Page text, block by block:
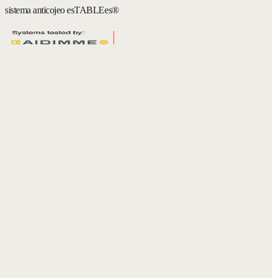
sistema anticojeo esTABLEes®